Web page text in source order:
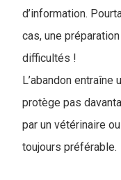
d’information.
cas, une
difficultés !
L’abandon entraîne
protège pas
par un vétérinaire
toujours préférable.